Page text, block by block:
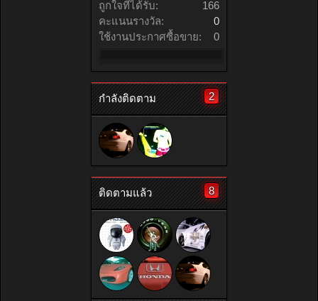
ถูกใจที่ได้รับ:
166
คะแนนรางวัล:
0
ใช้งานประกาศซื้อขาย:
0
กำลังติดตาม 2
ติดตามแล้ว 8